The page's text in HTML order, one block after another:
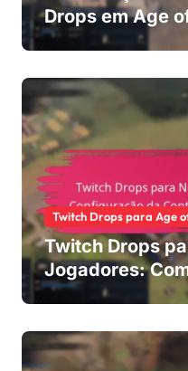
Drops em Age
IV: Visão geral do
inventário,
problemas
Twitch Drops para Age
Twitch Drops
Jogadores:
Configuração